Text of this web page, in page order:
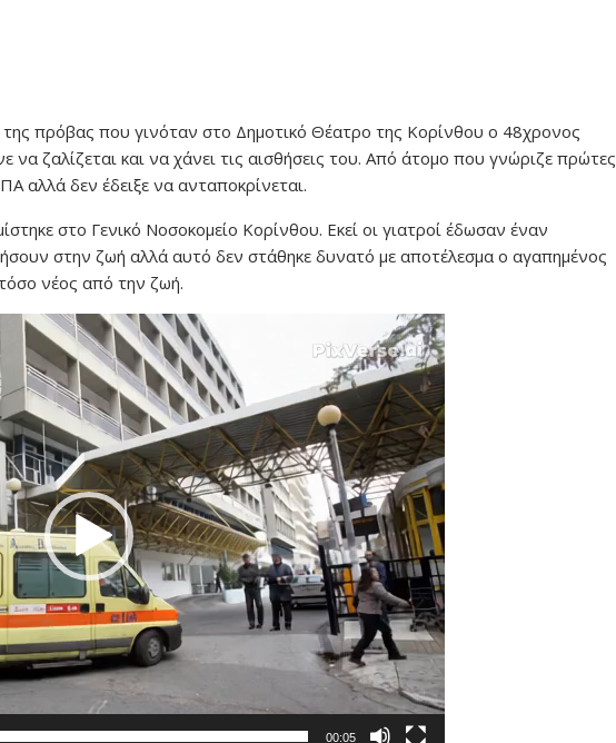
πρόβας που γινόταν στο Δημοτικό Θέατρο της Κορίνθου ο 48χρονος
να ζαλίζεται και να χάνει τις αισθήσεις του. Από άτομο που γνώριζε πρώτες
αλλά δεν έδειξε να ανταποκρίνεται.
στο Γενικό Νοσοκομείο Κορίνθου. Εκεί οι γιατροί έδωσαν έναν
στην ζωή αλλά αυτό δεν στάθηκε δυνατό με αποτέλεσμα ο αγαπημένος
νέος από την ζωή.
00:05